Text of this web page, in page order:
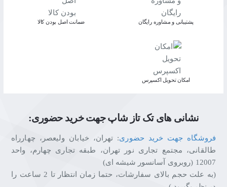
پشتیبانی و مشاوره رایگان ﺿﻤﺎﻧﺖ اﺻﻞ ﺑﻮدن ﮐﺎﻟﺎ
اﻣﮑﺎن ﺗﺤﻮﯾﻞ اﮐﺴﭙﺮس
نشانی های تک تاز شاپ جهت خرید حضوری:
فروشگاه جهت خرید حضوری: تهران، خیابان ولیعصر، چهارراه
طالقانی، مجتمع تجاری نور تهران، طبقه تجاری چهارم، واحد
12007 (روبروی آسانسور شیشه ای)
(به علت حجم بالای سفارشات، حتما زمان انتظار تا 2 ساعت را